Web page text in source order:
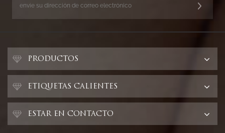
PRODUCTOS
ETIQUETAS CALIENTES
ESTAR EN CONTACTO